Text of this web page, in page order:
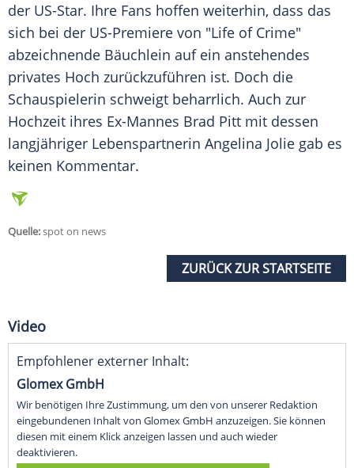
der US-Star. Ihre Fans hoffen weiterhin, dass das
sich bei der US-Premiere von "Life of Crime"
abzeichnende Bäuchlein auf ein anstehendes
privates Hoch zurückzuführen ist. Doch die
Schauspielerin schweigt beharrlich. Auch zur
Hochzeit ihres Ex-Mannes Brad Pitt mit dessen
langjähriger Lebenspartnerin Angelina Jolie gab es
keinen Kommentar.
Quelle:spot on news
ZURÜCK ZUR STARTSEITE
Video
Empfohlener externer Inhalt:
Glomex GmbH
Wir benötigen Ihre Zustimmung, um den von unserer Redaktion
eingebundenen Inhalt von Glomex GmbH anzuzeigen. Sie können
diesen mit einem Klick anzeigen lassen und auch wieder
deaktivieren.